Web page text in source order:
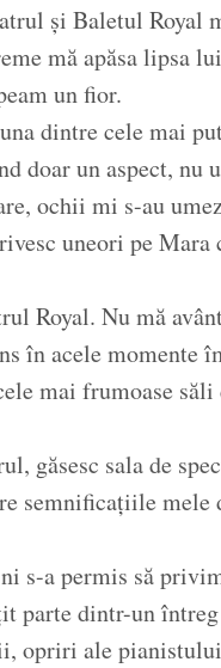
și Baletul Royal
mă apăsa lipsa
un fior.
dintre cele mai
doar un aspect, nu
ochii mi s-au
uneori pe Mara
Royal. Nu mă
în acele momente
mai frumoase săli
găsesc sala de
semnificațiile mele
s-a permis să
parte dintr-un
opriri ale